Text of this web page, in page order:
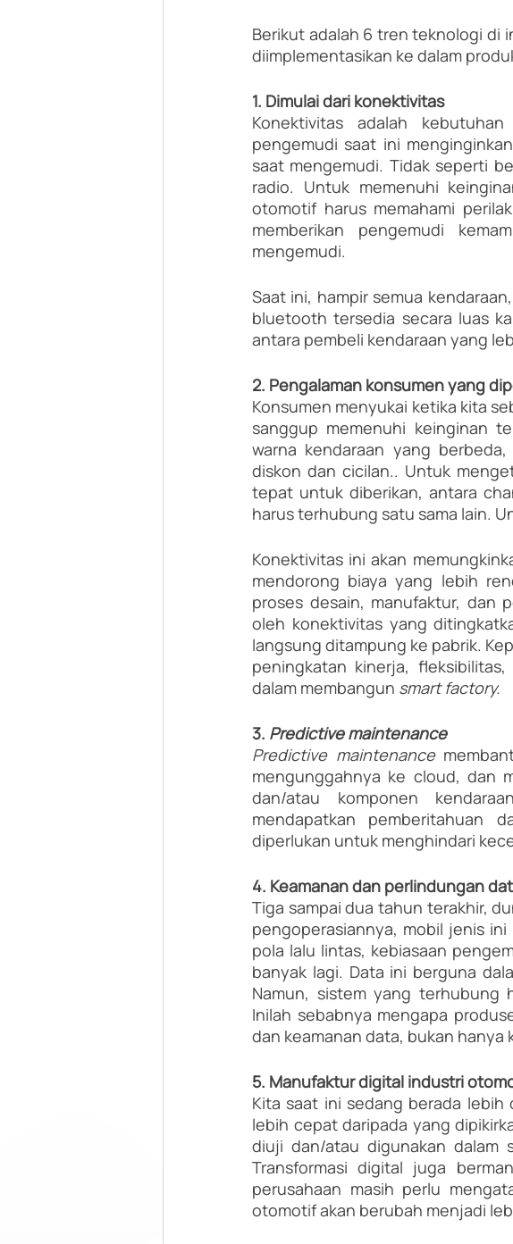
Berikut adalah 6 tren teknologi di
diimplementasikan ke dalam
1. Dimulai dari konektivitas
Konektivitas adalah
pengemudi saat ini
saat mengemudi. Tidak seperti
radio. Untuk memenuhi
otomotif harus memahami
memberikan pengemudi
mengemudi.
Saat ini, hampir semua
bluetooth tersedia secara luas
antara pembeli kendaraan yang
2. Pengalaman konsumen yang
Konsumen menyukai ketika kita
sanggup memenuhi keinginan
warna kendaraan yang
diskon dan cicilan.. Untuk
tepat untuk diberikan, antara
harus terhubung satu sama lain.
Konektivitas ini akan
mendorong biaya yang lebih
proses desain, manufaktur, dan
oleh konektivitas yang
langsung ditampung ke pabrik.
peningkatan kinerja,
dalam membangun smart factory.
3. Predictive maintenance
Predictive maintenance
mengunggahnya ke cloud, dan
dan/atau komponen
mendapatkan pemberitahuan
diperlukan untuk menghindari
4. Keamanan dan perlindungan
Tiga sampai dua tahun terakhir,
pengoperasiannya, mobil jenis
pola lalu lintas, kebiasaan
banyak lagi. Data ini berguna
Namun, sistem yang terhubung
Inilah sebabnya mengapa
dan keamanan data, bukan hanya
5. Manufaktur digital industri
Kita saat ini sedang berada
lebih cepat daripada yang
diuji dan/atau digunakan dalam
Transformasi digital juga
perusahaan masih perlu
otomotif akan berubah menjadi